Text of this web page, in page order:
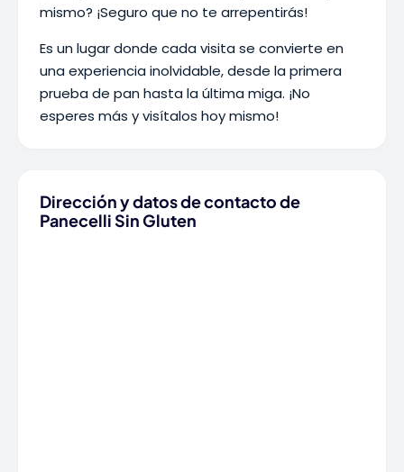
mismo? ¡Seguro que no te arrepentirás!
Es un lugar donde cada visita se convierte en
una experiencia inolvidable, desde la primera
prueba de pan hasta la última miga. ¡No
esperes más y visítalos hoy mismo!
Dirección y datos de contacto de
Panecelli Sin Gluten